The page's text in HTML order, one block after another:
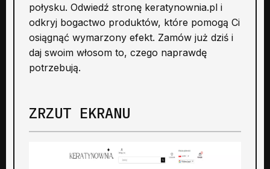
połysku. Odwiedź stronę keratynownia.pl i
odkryj bogactwo produktów, które pomogą Ci
osiągnąć wymarzony efekt. Zamów już dziś i
daj swoim włosom to, czego naprawdę
potrzebują.
ZRZUT EKRANU